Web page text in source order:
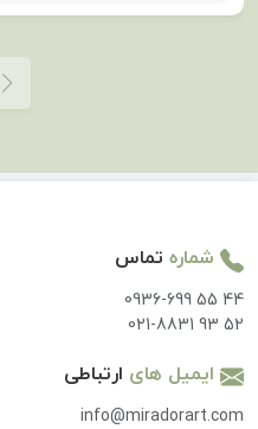
شماره تماس
0936-699 55 44
021-8831 93 52
ایمیل های ارتباطی
info@miradorart.com